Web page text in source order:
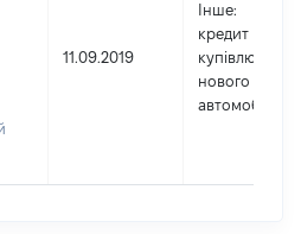
11.09.2019
Інше:
кредит на
купівлю
нового
автомобіля